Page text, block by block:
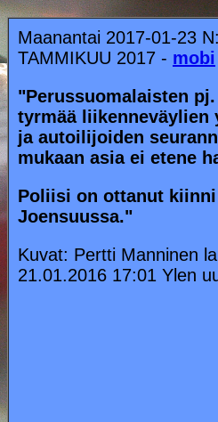
Maanantai 2017-01-23
TAMMIKUU 2017 - mobi
"Perussuomalaisten
tyrmää liikenneväylien
ja autoilijoiden
mukaan asia ei etene
Poliisi on ottanut
Joensuussa."
Kuvat: Pertti Manninen
21.01.2016 17:01 Ylen